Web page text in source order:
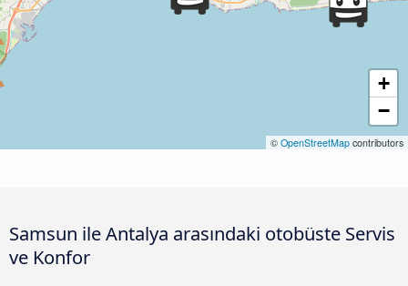
+
−
© OpenStreetMap contributors
Samsun ile Antalya arasındaki otobüste Servis
ve Konfor